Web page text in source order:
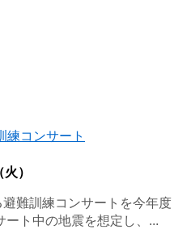
練コンサート
）
難訓練コンサートを今年度
ート中の地震を想定し、...